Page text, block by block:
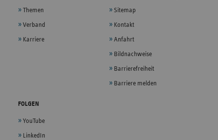
Themen
Verband
Karriere
Sitemap
Kontakt
Anfahrt
Bildnachweise
Barrierefreiheit
Barriere melden
FOLGEN
YouTube
LinkedIn